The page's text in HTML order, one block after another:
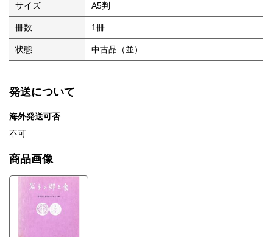
サイズ A5判
冊数 1冊
状態 中古品（並）
発送について
海外発送可否
不可
商品画像